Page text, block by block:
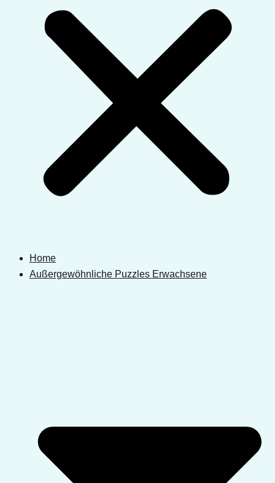
Home
Außergewöhnliche Puzzles Erwachsene